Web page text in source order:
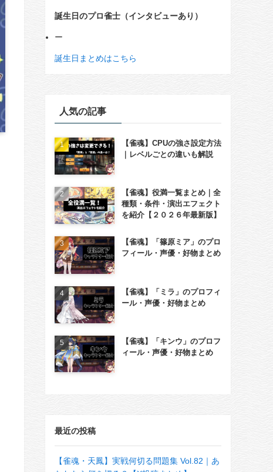
誕生日のプロ雀士（インタビューあり）
ー
誕生日まとめはこちら
人気の記事
【雀魂】CPUの強さ設定方法
｜レベルごとの違いも解説
【雀魂】役満一覧まとめ｜全
種類・条件・演出エフェクト
を紹介【２０２６年最新版】
【雀魂】「篠原ミア」のプロ
フィール・声優・好物まとめ
【雀魂】「ミラ」のプロフィ
ール・声優・好物まとめ
【雀魂】「キンウ」のプロフ
ィール・声優・好物まとめ
最近の投稿
【雀魂・天鳳】実戦何切る問題集 Vol.82｜あ